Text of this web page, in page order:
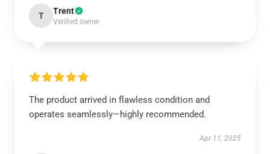
T Trent
Verified owner
The product arrived in flawless condition and
operates seamlessly—highly recommended.
Apr 11, 2025